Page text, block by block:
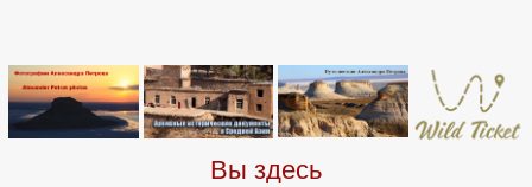
Вы здесь